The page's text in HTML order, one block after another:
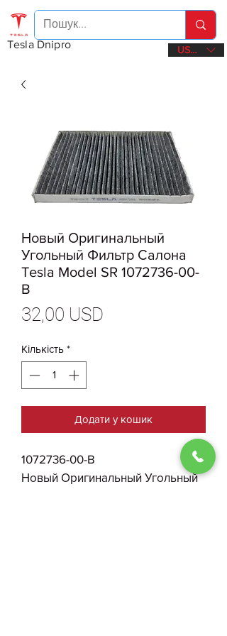
Tesla Dnipro USD ($)
Новый Оригинальный
Угольный Фильтр Салона
Tesla Model SR 1072736-00-
B
32,00 USD
Кількість *
Додати у кошик
1072736-00-B
Новый Оригинальный Угольный